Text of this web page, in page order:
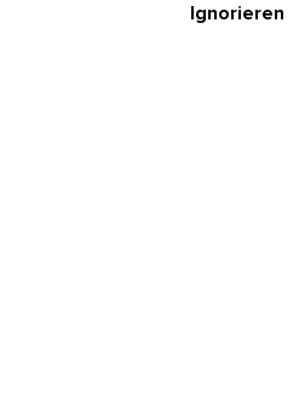
Ignorieren